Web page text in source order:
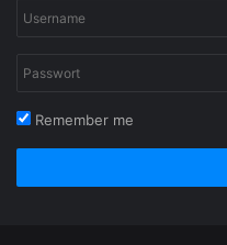
Remember me